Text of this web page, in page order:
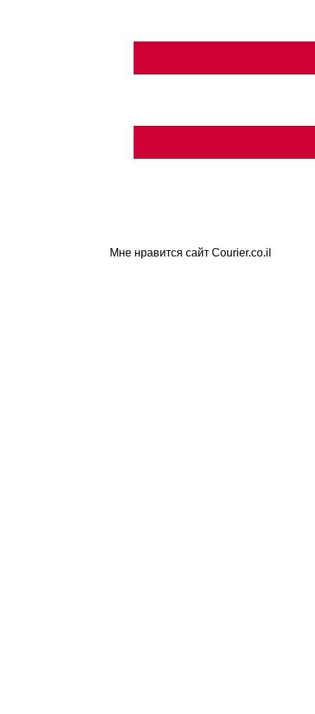
Мне нравится сайт Courier.co.il